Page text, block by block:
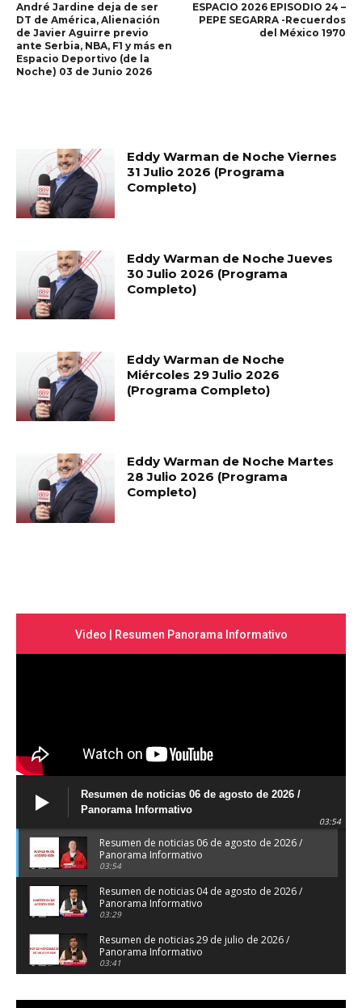
André Jardine deja de ser
DT de América, Alienación
de Javier Aguirre previo
ante Serbia, NBA, F1 y más en
Espacio Deportivo (de la
Noche) 03 de Junio 2026
ESPACIO 2026 EPISODIO 24 –
PEPE SEGARRA -Recuerdos
del México 1970
Eddy Warman de Noche Viernes
31 Julio 2026 (Programa
Completo)
Eddy Warman de Noche Jueves
30 Julio 2026 (Programa
Completo)
Eddy Warman de Noche
Miércoles 29 Julio 2026
(Programa Completo)
Eddy Warman de Noche Martes
28 Julio 2026 (Programa
Completo)
Video | Resumen Panorama Informativo
Resumen de noticias 06 de agosto de 2026 /
Panorama Informativo
03:54
Resumen de noticias 06 de agosto de 2026 /
Panorama Informativo
03:54
Resumen de noticias 04 de agosto de 2026 /
Panorama Informativo
03:29
Resumen de noticias 29 de julio de 2026 /
Panorama Informativo
03:41
Panorama Informativo